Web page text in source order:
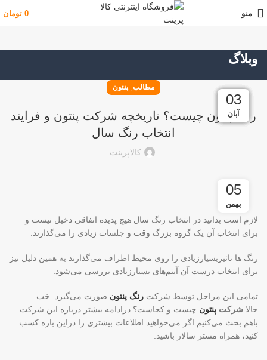
منو 0 تومان
وبلاگ
مطالب ,پنتون
رنگ پنتون چیست؟ تاریخچه شرکت پنتون و فرایند
انتخاب رنگ سال
کالاپرینت
05
بهمن
لازم است بدانید در انتخاب رنگ سال هیچ پدیده اتفاقی دخیل نیست و
برای انتخاب آن یک گروه بزرگ وقت و جلسات زیادی را می‌گذارند.
رنگ ها تاثیربسیارزیادی را روی محیط اطراف می‌گذارند به همین دلیل نیز
برای انتخاب درست آن آیتم‌های بسیارزیادی بررسی می‌شود.
تمامی این مراحل توسط شرکت رنگ پنتون صورت می‌گیرد. خب
حالا شرکت پنتون چیست و کجاست؟ درادامه بیشتر درباره این شرکت
باهم بحث می‌کنیم اگر می‌خواهید اطلاعات بیشتری را دراین باره کسب
کنید، همراه مستر سالار باشید.
01
اسفند
05
آبان
05
آبان
05
آبان
03
آبان
03
آبان